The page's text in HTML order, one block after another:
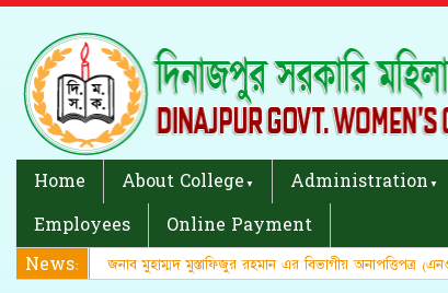
Home About College Administration
Employees
Online Payment
News:
জনাব মুহাম্মদ মুস্তাফিজুর রহমান এর বিভাগীয় অনাপত্তিপত্র